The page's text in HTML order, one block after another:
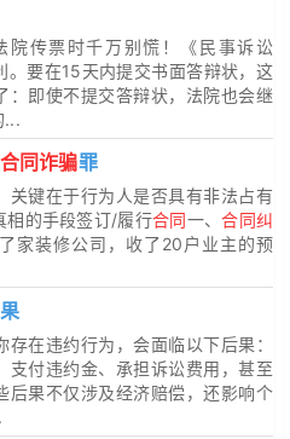
院传票时千万别慌！《民事诉讼
。要在15天内提交书面答辩状，这
：即使不提交答辩状，法院也会继
...
合同诈骗罪
关键在于行为人是否具有非法占有
相的手段签订/履行合同一、合同纠
家装修公司，收了20户业主的预
存在违约行为，会面临以下后果：
支付违约金、承担诉讼费用，甚至
后果不仅涉及经济赔偿，还影响个